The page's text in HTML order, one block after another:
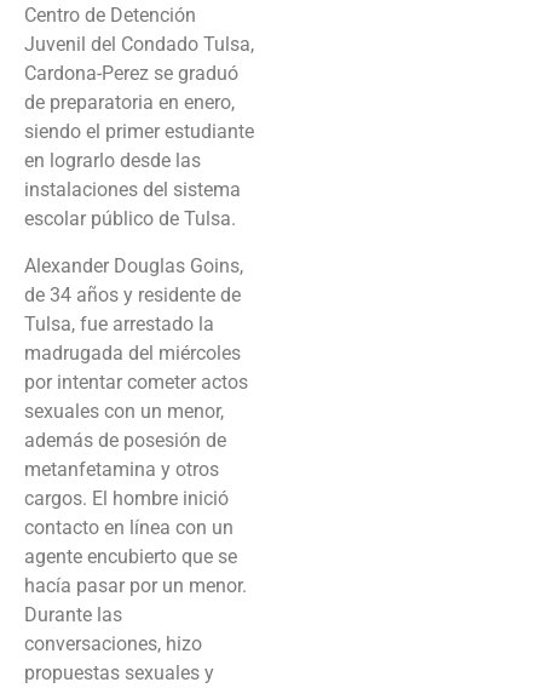
Centro de Detención
Juvenil del Condado Tulsa,
Cardona-Perez se graduó
de preparatoria en enero,
siendo el primer estudiante
en lograrlo desde las
instalaciones del sistema
escolar público de Tulsa.
Alexander Douglas Goins,
de 34 años y residente de
Tulsa, fue arrestado la
madrugada del miércoles
por intentar cometer actos
sexuales con un menor,
además de posesión de
metanfetamina y otros
cargos. El hombre inició
contacto en línea con un
agente encubierto que se
hacía pasar por un menor.
Durante las
conversaciones, hizo
propuestas sexuales y